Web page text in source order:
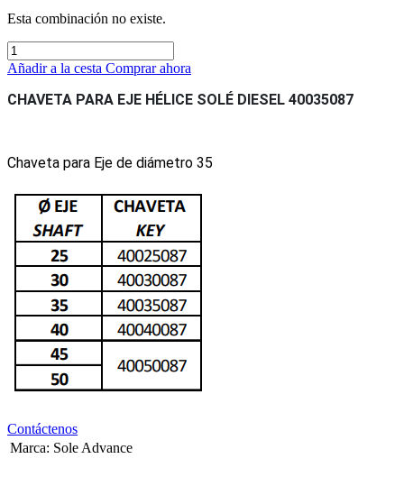
Esta combinación no existe.
Añadir a la cesta Comprar ahora
CHAVETA PARA EJE HÉLICE SOLÉ DIESEL 40035087
Chaveta para Eje de diámetro 35
Contáctenos
Marca: Sole Advance